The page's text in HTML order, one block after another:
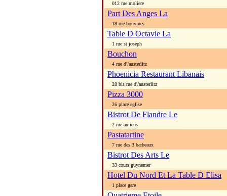
012 rue moliere
Part Des Anges La
18 rue bouvines
Table D Octavie La
1 rue st joseph
Bouchon
4 rue d\'austerlitz
Phoenicia Restaurant Libanais
28 bis rue d\'austerlitz
Pizza 3000
26 place eglise
Bistrot De Flandre Le
2 rue amiens
Pastatartine
7 rue des 3 barbeaux
Bistrot Des Arts Le
33 cours guynemer
Hotel Du Nord Et La Table D Elisa
1 place gare